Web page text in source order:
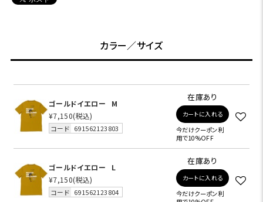
カラー／サイズ
ゴールドイエロー
M
¥7,150(税込)
コード 691562123803
在庫あり
カートに入れる
今だけクーポン利
用で10%OFF
ゴールドイエロー
L
¥7,150(税込)
コード 691562123804
在庫あり
カートに入れる
今だけクーポン利